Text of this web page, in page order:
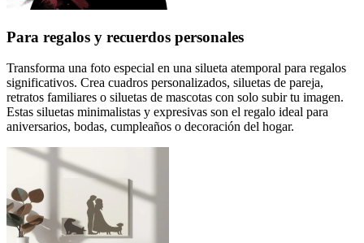
Para regalos y recuerdos personales
Transforma una foto especial en una silueta atemporal para regalos
significativos. Crea cuadros personalizados, siluetas de pareja,
retratos familiares o siluetas de mascotas con solo subir tu imagen.
Estas siluetas minimalistas y expresivas son el regalo ideal para
aniversarios, bodas, cumpleaños o decoración del hogar.